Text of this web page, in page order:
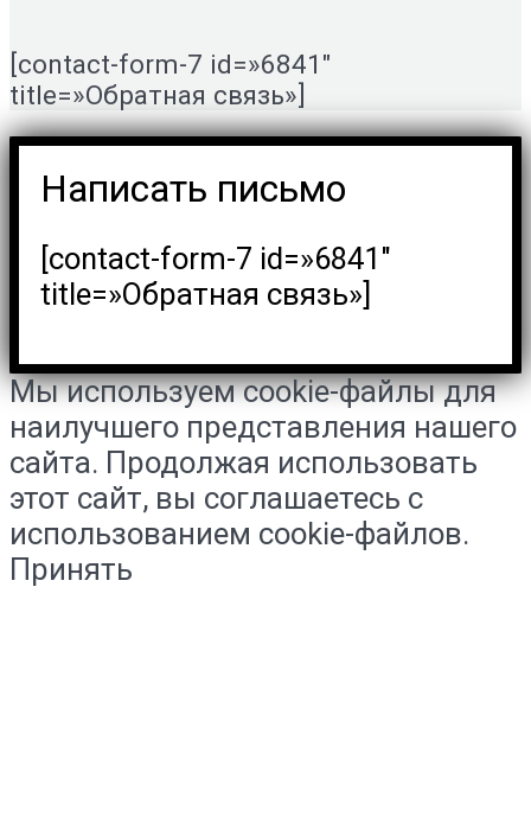
[contact-form-7 id=»6841″
title=»Обратная связь»]
Написать письмо
[contact-form-7 id=»6841″
title=»Обратная связь»]
Мы используем cookie-файлы для
наилучшего представления нашего
сайта. Продолжая использовать
этот сайт, вы соглашаетесь с
использованием cookie-файлов.
Принять